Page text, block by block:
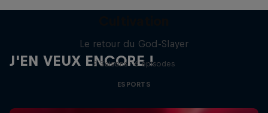
J'EN VEUX ENCORE !
Le retour du God-Slayer
2 Saisons · 6 épisodes
ESPORTS